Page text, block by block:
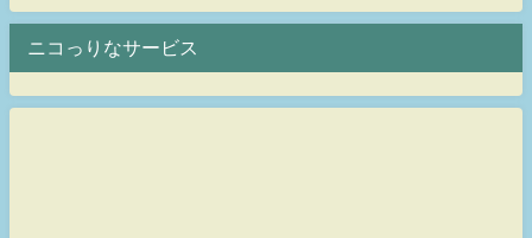
ニコっりなサービス